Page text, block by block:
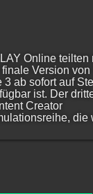
Online teilten
Version von
3 ab sofort auf
ist. Der
Creator
die